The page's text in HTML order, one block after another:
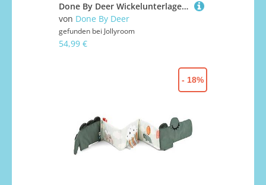
Done By Deer Wickelunterlage Lalee, Sand
von Done By Deer
gefunden bei Jollyroom
54,99 €
- 18%